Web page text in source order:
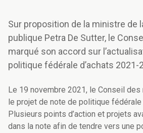
Sur proposition de la ministre de
publique Petra De Sutter, le
marqué son accord sur
politique fédérale d’achats 2021-
Le 19 novembre 2021, le Conseil
le projet de note de politique fédérale
Plusieurs points d’action et projets
dans la note afin de tendre vers une